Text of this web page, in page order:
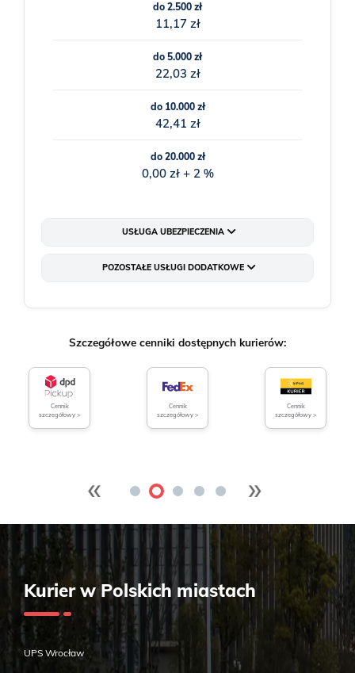
do 2.500 zł
11,17 zł
do 5.000 zł
22,03 zł
do 10.000 zł
42,41 zł
do 20.000 zł
0,00 zł + 2 %
USŁUGA UBEZPIECZENIA
POZOSTAŁE USŁUGI DODATKOWE
Szczegółowe cenniki dostępnych kurierów:
Cennik
szczegółowy >
Cennik
szczegółowy >
Cennik
szczegółowy >
« »
Kurier w Polskich miastach
UPS Wrocław